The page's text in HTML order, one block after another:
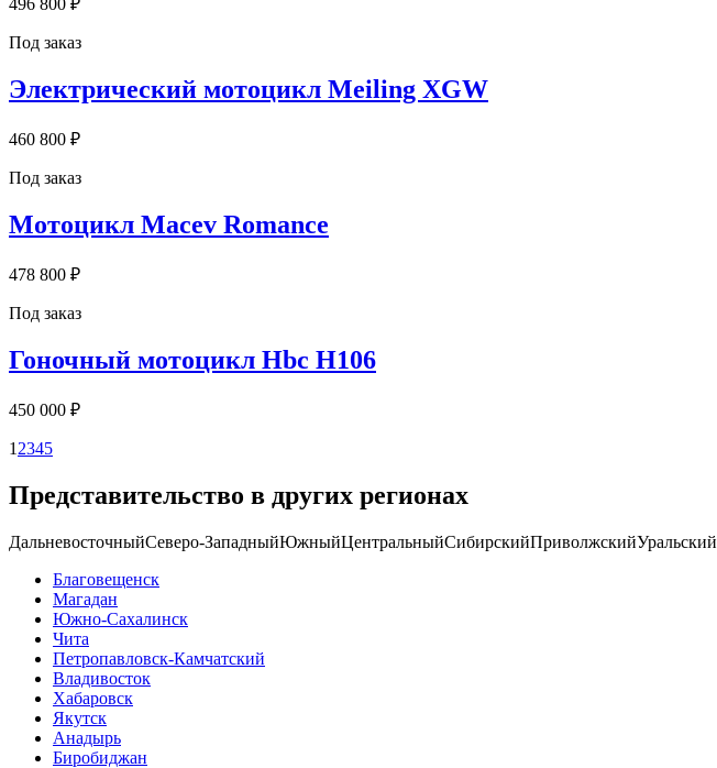
496 800 ₽
Под заказ
Электрический мотоцикл Meiling XGW
460 800 ₽
Под заказ
Мотоцикл Macev Romance
478 800 ₽
Под заказ
Гоночный мотоцикл Hbc H106
450 000 ₽
1 2345
Представительство в других регионах
ДальневосточныйСеверо-ЗападныйЮжныйЦентральныйСибирскийПриволжскийУральский
Благовещенск
Магадан
Южно-Сахалинск
Чита
Петропавловск-Камчатский
Владивосток
Хабаровск
Якутск
Анадырь
Биробиджан